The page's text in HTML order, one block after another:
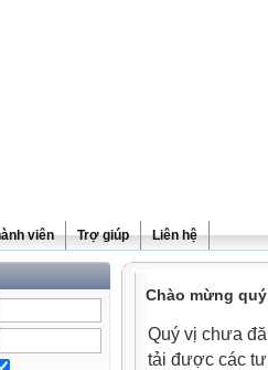
viên Trợ giúp Liên hệ
Chào mừng
Quý vị chưa
tải được các